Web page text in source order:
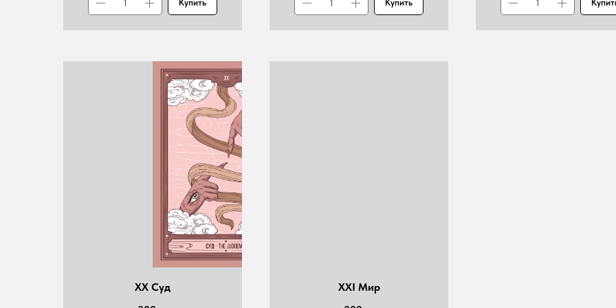
Купить Купить
XX Суд
XXI Мир